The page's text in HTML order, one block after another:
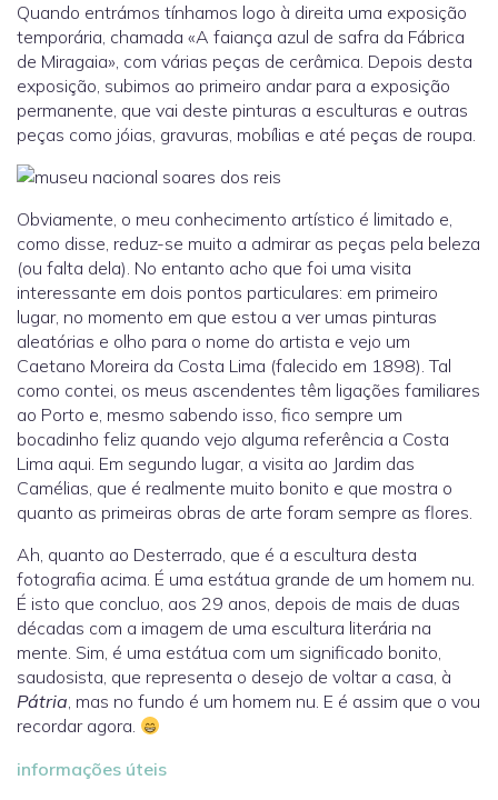
Quando entrámos tínhamos logo à direita uma exposição
temporária, chamada «A faiança azul de safra da Fábrica
de Miragaia», com várias peças de cerâmica. Depois desta
exposição, subimos ao primeiro andar para a exposição
permanente, que vai deste pinturas a esculturas e outras
peças como jóias, gravuras, mobílias e até peças de roupa.
Obviamente, o meu conhecimento artístico é limitado e,
como disse, reduz-se muito a admirar as peças pela beleza
(ou falta dela). No entanto acho que foi uma visita
interessante em dois pontos particulares: em primeiro
lugar, no momento em que estou a ver umas pinturas
aleatórias e olho para o nome do artista e vejo um
Caetano Moreira da Costa Lima (falecido em 1898). Tal
como contei, os meus ascendentes têm ligações familiares
ao Porto e, mesmo sabendo isso, fico sempre um
bocadinho feliz quando vejo alguma referência a Costa
Lima aqui. Em segundo lugar, a visita ao Jardim das
Camélias, que é realmente muito bonito e que mostra o
quanto as primeiras obras de arte foram sempre as flores.
Ah, quanto ao Desterrado, que é a escultura desta
fotografia acima. É uma estátua grande de um homem nu.
É isto que concluo, aos 29 anos, depois de mais de duas
décadas com a imagem de uma escultura literária na
mente. Sim, é uma estátua com um significado bonito,
saudosista, que representa o desejo de voltar a casa, à
Pátria, mas no fundo é um homem nu. E é assim que o vou
recordar agora.
informações úteis